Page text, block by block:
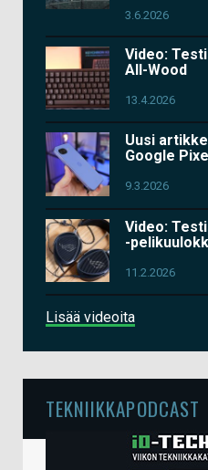
3.6.2026
Video:
All-Wood
13.4.2026
Uusi
Google
9.3.2026
Video:
-
11.2.2026
Lisää videoita
TEKNIIKKAPODCAST